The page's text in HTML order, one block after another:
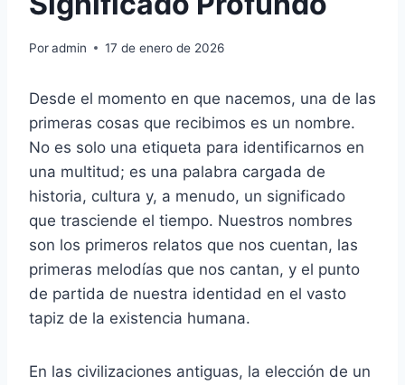
Poradmin 17 de enero de 2026
Desde el momento en que nacemos, una de las
primeras cosas que recibimos es un nombre.
No es solo una etiqueta para identificarnos en
una multitud; es una palabra cargada de
historia, cultura y, a menudo, un significado
que trasciende el tiempo. Nuestros nombres
son los primeros relatos que nos cuentan, las
primeras melodías que nos cantan, y el punto
de partida de nuestra identidad en el vasto
tapiz de la existencia humana.
En las civilizaciones antiguas, la elección de un